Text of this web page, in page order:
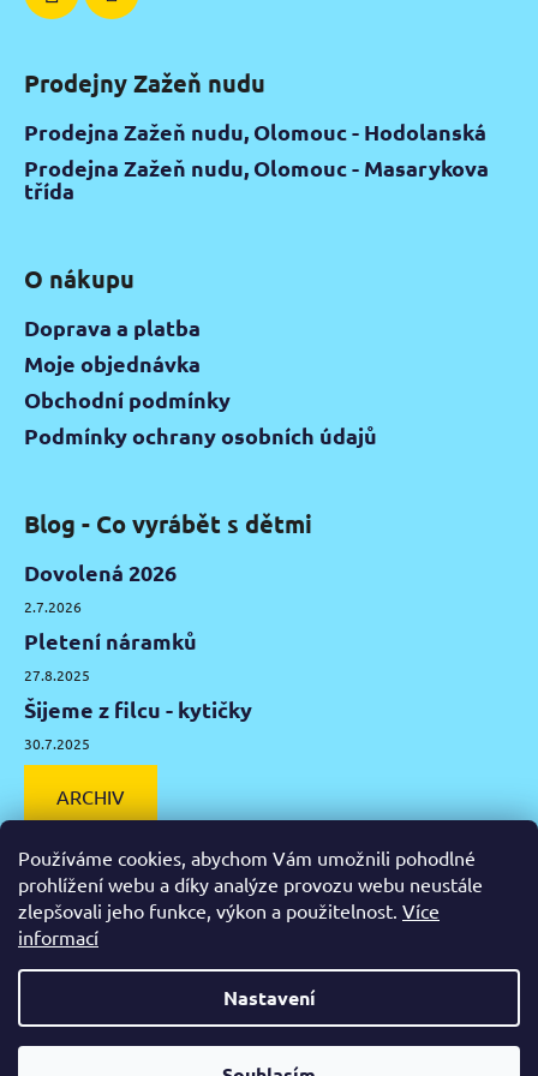
Používáme cookies, abychom Vám umožnili pohodlné
prohlížení webu a díky analýze provozu webu neustále
zlepšovali jeho funkce, výkon a použitelnost. Více
informací
Nastavení
Od čtvrtka 6.8. do úterý 11.8. máme mimořádně zavřeno.
Prodejny Zažeň nudu
Prodejna Zažeň nudu, Olomouc - Hodolanská
Prodejna Zažeň nudu, Olomouc - Masarykova
třída
O nákupu
Doprava a platba
Moje objednávka
Obchodní podmínky
Podmínky ochrany osobních údajů
Blog - Co vyrábět s dětmi
Dovolená 2026
2.7.2026
Pletení náramků
27.8.2025
Šijeme z filcu - kytičky
30.7.2025
ARCHIV
Facebook
Vytvořil Shoptet